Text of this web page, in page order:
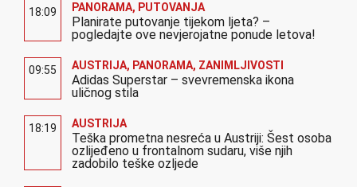
18:09 PANORAMA, PUTOVANJA
Planirate putovanje tijekom ljeta? –
pogledajte ove nevjerojatne ponude letova!
09:55 AUSTRIJA, PANORAMA, ZANIMLJIVOSTI
Adidas Superstar – svevremenska ikona
uličnog stila
18:19 AUSTRIJA
Teška prometna nesreća u Austriji: Šest osoba
ozlijeđeno u frontalnom sudaru, više njih
zadobilo teške ozljede